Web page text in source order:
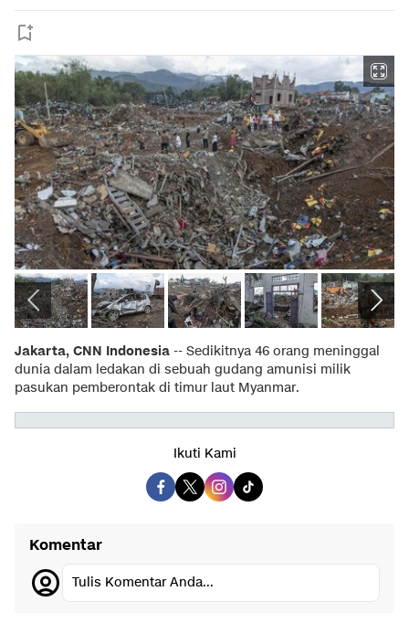
Jakarta, CNN Indonesia -- Sedikitnya 46 orang meninggal
dunia dalam ledakan di sebuah gudang amunisi milik
pasukan pemberontak di timur laut Myanmar.
Ikuti Kami
Komentar
Tulis Komentar Anda...